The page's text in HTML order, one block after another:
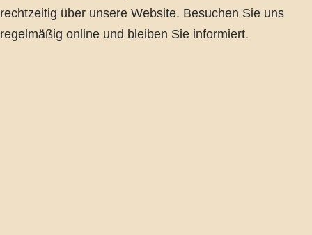
rechtzeitig über unsere Website. Besuchen Sie uns
regelmäßig online und bleiben Sie informiert.